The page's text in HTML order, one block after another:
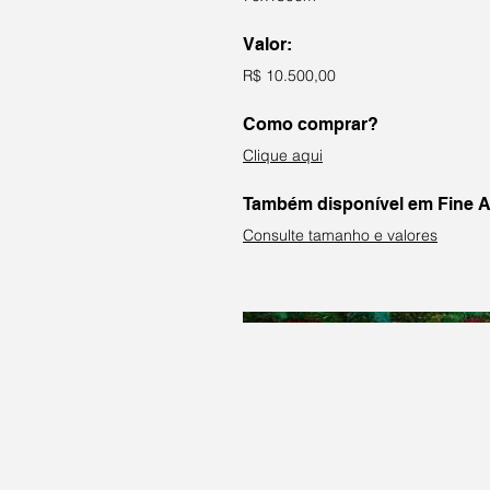
Valor:
R$ 10.500,00
Como comprar?
Clique aqui
Também disponível em Fine
Consulte tamanho e valores